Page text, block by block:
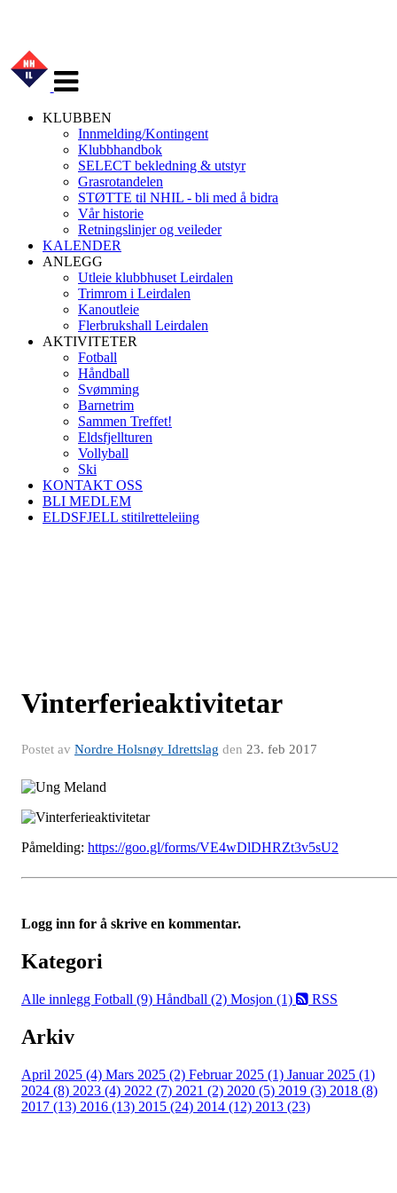
navigasjon
KLUBBEN
Innmelding/Kontingent
Klubbhandbok
SELECT bekledning & utstyr
Grasrotandelen
STØTTE til NHIL - bli med å bidra
Vår historie
Retningslinjer og veileder
KALENDER
ANLEGG
Utleie klubbhuset Leirdalen
Trimrom i Leirdalen
Kanoutleie
Flerbrukshall Leirdalen
AKTIVITETER
Fotball
Håndball
Svømming
Barnetrim
Sammen Treffet!
Eldsfjellturen
Vollyball
Ski
KONTAKT OSS
BLI MEDLEM
ELDSFJELL stitilretteleiing
Vinterferieaktivitetar
Postet av Nordre Holsnøy Idrettslag den 23. feb 2017
Påmelding: https://goo.gl/forms/VE4wDlDHRZt3v5sU2
Logg inn for å skrive en kommentar.
Kategori
Alle innlegg Fotball (9) Håndball (2) Mosjon (1) RSS
Arkiv
April 2025 (4) Mars 2025 (2) Februar 2025 (1) Januar 2025 (1)
2024 (8) 2023 (4) 2022 (7) 2021 (2) 2020 (5) 2019 (3) 2018 (8)
2017 (13) 2016 (13) 2015 (24) 2014 (12) 2013 (23)